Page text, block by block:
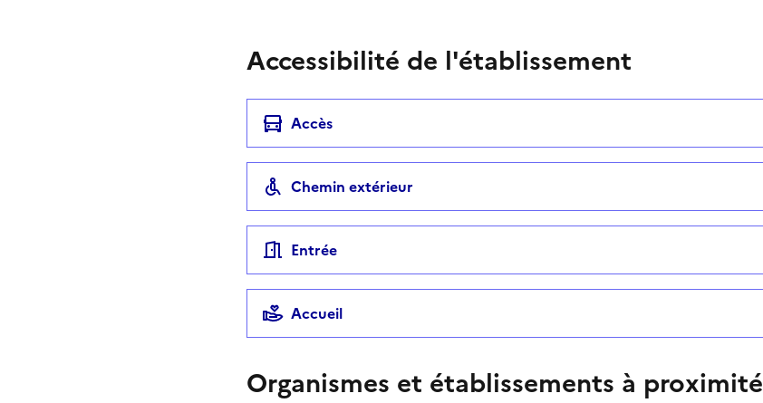
Accessibilité de l'établissement
Accès
Chemin extérieur
Entrée
Accueil
Organismes et établissements à proximité